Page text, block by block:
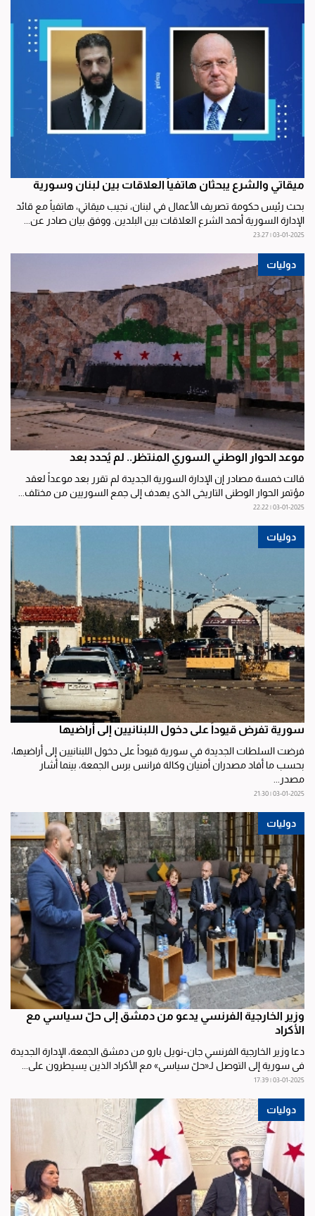
ميقاتي والشرع يبحثان هاتفياً العلاقات بين لبنان وسورية
بحث رئيس حكومة تصريف الأعمال في لبنان، نجيب ميقاتي، هاتفياً مع قائد
الإدارة السورية أحمد الشرع العلاقات بين البلدين. ووفق بيان صادر عن...
03-01-2025 | 23:27
دوليات
موعد الحوار الوطني السوري المنتظر.. لم يُحدد بعد
قالت خمسة مصادر إن الإدارة السورية الجديدة لم تقرر بعد موعداً لعقد
مؤتمر الحوار الوطني التاريخي الذي يهدف إلى جمع السوريين من مختلف...
03-01-2025 | 22:22
دوليات
سورية تفرض قيوداً على دخول اللبنانيين إلى أراضيها
فرضت السلطات الجديدة في سورية قيوداً على دخول اللبنانيين إلى أراضيها،
بحسب ما أفاد مصدران أمنيان وكالة فرانس برس الجمعة، بينما أشار
مصدر...
03-01-2025 | 21:30
دوليات
وزير الخارجية الفرنسي يدعو من دمشق إلى حلّ سياسي مع
الأكراد
دعا وزير الخارجية الفرنسي جان-نويل بارو من دمشق الجمعة، الإدارة الجديدة
في سورية إلى التوصل لـ«حلّ سياسي» مع الأكراد الذين يسيطرون على...
03-01-2025 | 17:39
دوليات